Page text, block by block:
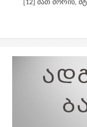
[12] მათ შორის,